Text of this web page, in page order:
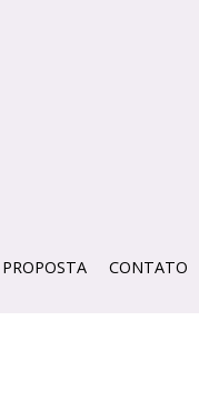
CONTATO